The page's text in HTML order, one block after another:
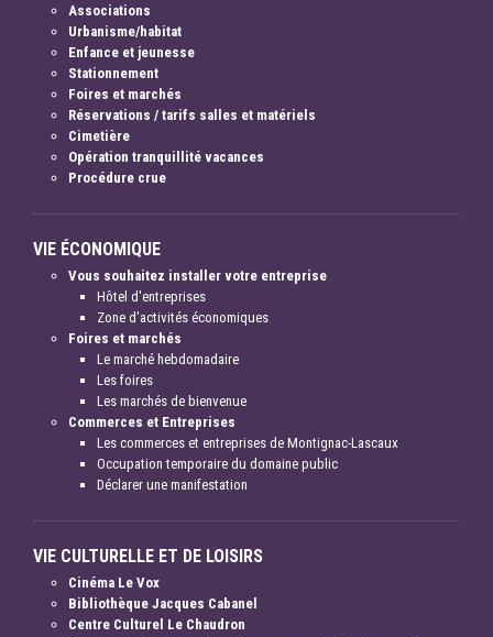
Associations
Urbanisme/habitat
Enfance et jeunesse
Stationnement
Foires et marchés
Réservations / tarifs salles et matériels
Cimetière
Opération tranquillité vacances
Procédure crue
VIE ÉCONOMIQUE
Vous souhaitez installer votre entreprise
Hôtel d'entreprises
Zone d'activités économiques
Foires et marchés
Le marché hebdomadaire
Les foires
Les marchés de bienvenue
Commerces et Entreprises
Les commerces et entreprises de Montignac-Lascaux
Occupation temporaire du domaine public
Déclarer une manifestation
VIE CULTURELLE ET DE LOISIRS
Cinéma Le Vox
Bibliothèque Jacques Cabanel
Centre Culturel Le Chaudron